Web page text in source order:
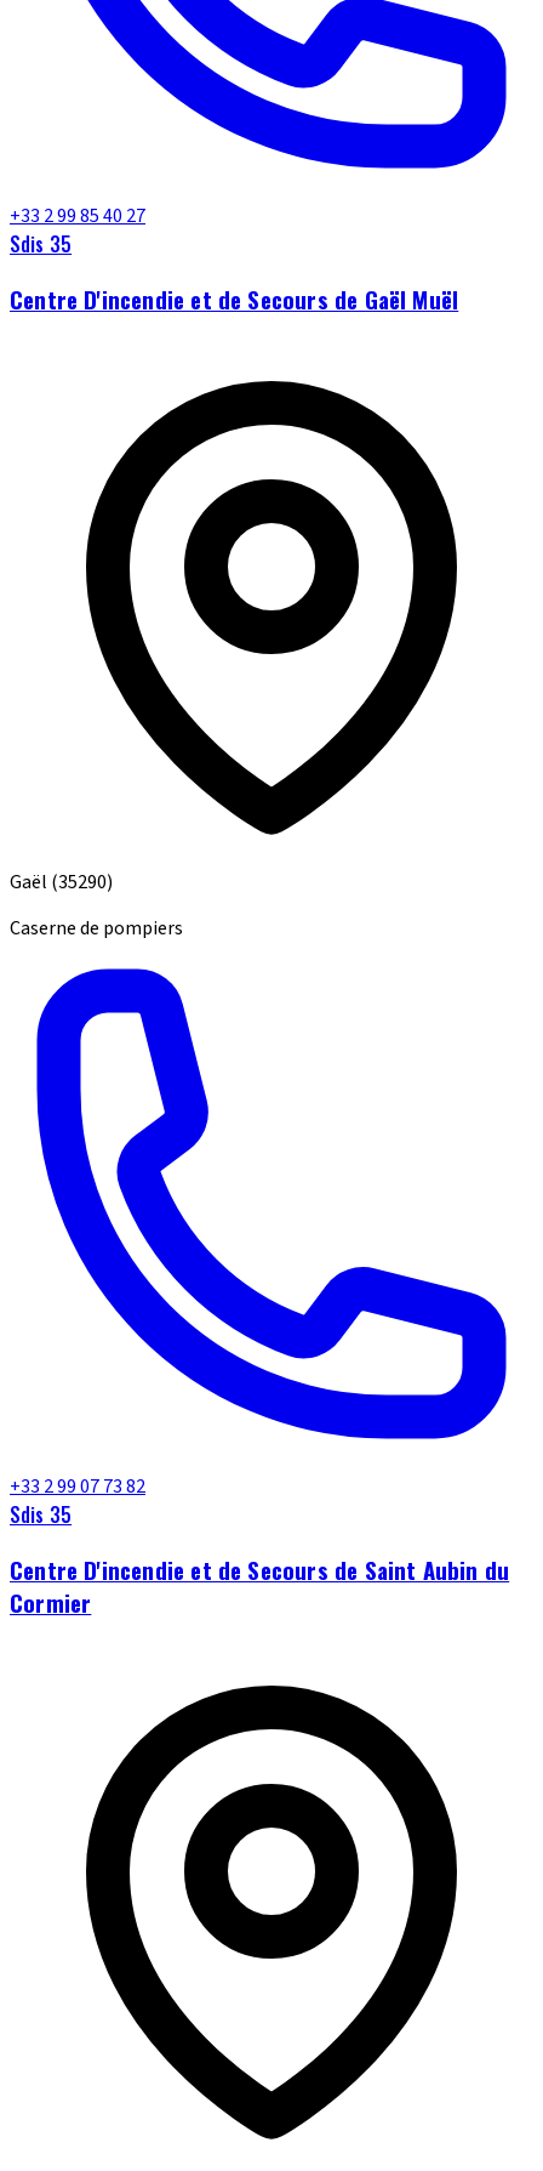
+33 2 99 85 40 27
Sdis 35
Centre D'incendie et de Secours de Gaël Muël
Gaël (35290)
Caserne de pompiers
+33 2 99 07 73 82
Sdis 35
Centre D'incendie et de Secours de Saint Aubin du
Cormier